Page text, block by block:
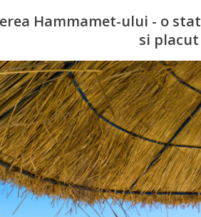
Hammamet-ului - o
si